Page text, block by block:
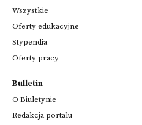
Wszystkie
Oferty edukacyjne
Stypendia
Oferty pracy
Bulletin
O Biuletynie
Redakcja portalu